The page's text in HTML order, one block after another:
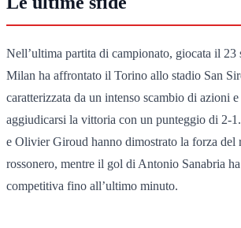
Nell’ultima partita di campionato, giocata il 23
Milan ha affrontato il Torino allo stadio San
caratterizzata da un intenso scambio di azioni
aggiudicarsi la vittoria con un punteggio di 2-
e Olivier Giroud hanno dimostrato la forza del
rossonero, mentre il gol di Antonio Sanabria
competitiva fino all’ultimo minuto.